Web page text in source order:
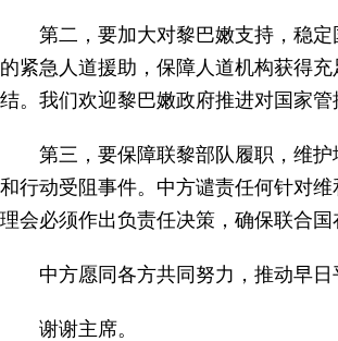
第二，要加大对黎巴嫩支持，稳
的紧急人道援助，保障人道机构获得
结。我们欢迎黎巴嫩政府推进对国家
第三，要保障联黎部队履职，维
和行动受阻事件。中方谴责任何针对
理会必须作出负责任决策，确保联合
中方愿同各方共同努力，推动早
谢谢主席。